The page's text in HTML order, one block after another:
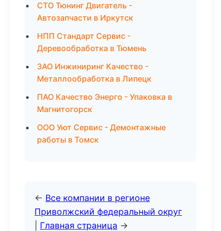
СТО Тюнинг Двигатель -
Автозапчасти в Иркутск
НПП Стандарт Сервис -
Деревообработка в Тюмень
ЗАО Инжиниринг Качество -
Металлообработка в Липецк
ПАО Качество Энерго - Упаковка в
Магнитогорск
ООО Уют Сервис - Демонтажные
работы в Томск
← Все компании в регионе
Приволжский федеральный округ
Главная страница →